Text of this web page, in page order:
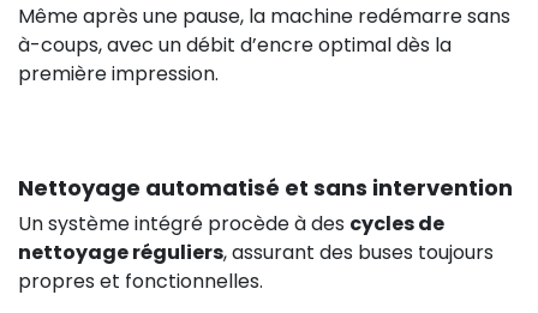
Même après une pause, la machine redémarre sans
à-coups, avec un débit d’encre optimal dès la
première impression.
Nettoyage automatisé et sans intervention
Un système intégré procède à des cycles de
nettoyage réguliers, assurant des buses toujours
propres et fonctionnelles.